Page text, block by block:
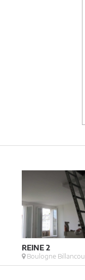
REINE 2
Boulogne